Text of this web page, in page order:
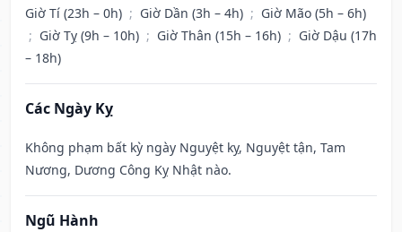
Giờ Tí (23h – 0h) ; Giờ Dần (3h – 4h) ; Giờ Mão (5h – 6h)
; Giờ Tỵ (9h – 10h) ; Giờ Thân (15h – 16h) ; Giờ Dậu (17h
– 18h)
Các Ngày Kỵ
Không phạm bất kỳ ngày Nguyệt kỵ, Nguyệt tận, Tam
Nương, Dương Công Kỵ Nhật nào.
Ngũ Hành